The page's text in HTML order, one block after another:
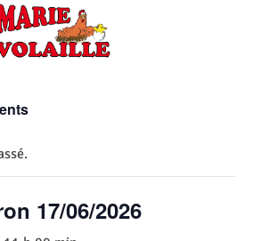
17/06/2026